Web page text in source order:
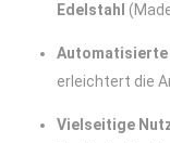
Edelstahl
Automatisierte
erleichtert die
Vielseitige